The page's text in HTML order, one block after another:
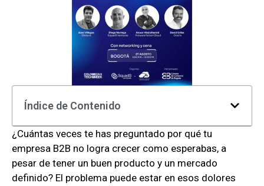
Índice de Contenido
¿Cuántas veces te has preguntado por qué tu
empresa B2B no logra crecer como esperabas, a
pesar de tener un buen producto y un mercado
definido? El problema puede estar en esos dolores